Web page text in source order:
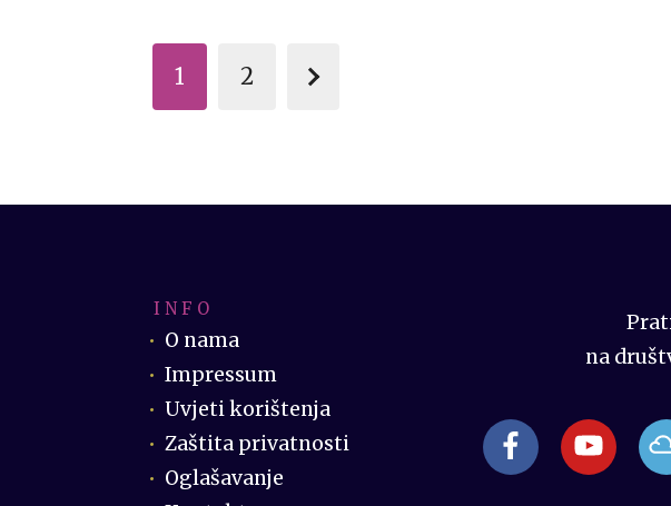
1 2
I N F O
O nama
Impressum
Uvjeti korištenja
Zaštita privatnosti
Oglašavanje
na